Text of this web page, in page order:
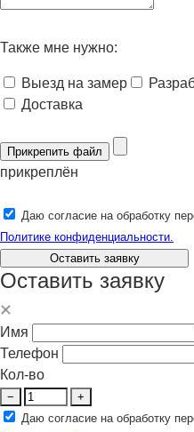
Также мне нужно:
Выезд на замер
Доставка
Прикрепить файл
прикреплён
Даю согласие на обработку
Политике конфиденциальности.
Оставить заявку
Оставить заявку
Имя
Телефон
Кол-во
−
+
Даю согласие на обработку